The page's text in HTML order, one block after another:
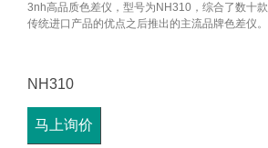
3nh高品质色差仪，型号为NH310，综合了数十款
传统进口产品的优点之后推出的主流品牌色差仪。
NH310
马上询价